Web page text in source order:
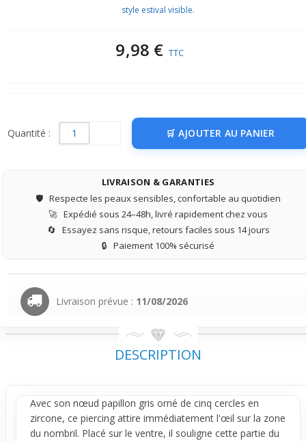
style estival visible.
9,98 € TTC
Quantité : AJOUTER AU PANIER
LIVRAISON & GARANTIES
🛡️ Respecte les peaux sensibles, confortable au quotidien
🚀 Expédié sous 24–48h, livré rapidement chez vous
🔄 Essayez sans risque, retours faciles sous 14 jours
🔒 Paiement 100% sécurisé
Livraison prévue : 11/08/2026
DESCRIPTION
Avec son nœud papillon gris orné de cinq cercles en
zircone, ce piercing attire immédiatement l'œil sur la zone
du nombril. Placé sur le ventre, il souligne cette partie du